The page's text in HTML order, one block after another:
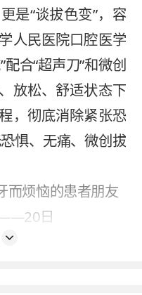
是“谈拔色变”，容
人民医院口腔医学
合“超声刀”和微创
放松、舒适状态下
，彻底消除紧张恐
惧、无痛、微创拔
而烦恼的患者朋友
日
诊六楼口腔医学中